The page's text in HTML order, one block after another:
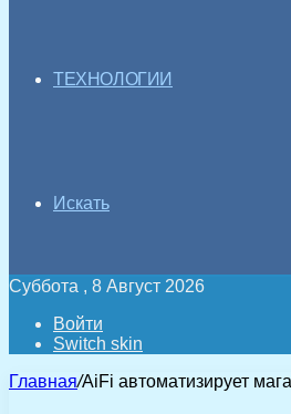
ТЕХНОЛОГИИ
Искать
Суббота , 8 Август 2026
Войти
Switch skin
Главная/AiFi автоматизирует